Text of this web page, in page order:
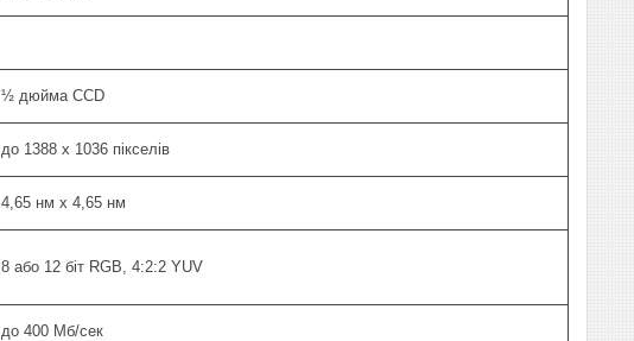
½ дюйма CCD
до 1388 х 1036 пікселів
4,65 нм х 4,65 нм
8 або 12 біт RGB, 4:2:2 YUV
до 400 Мб/сек